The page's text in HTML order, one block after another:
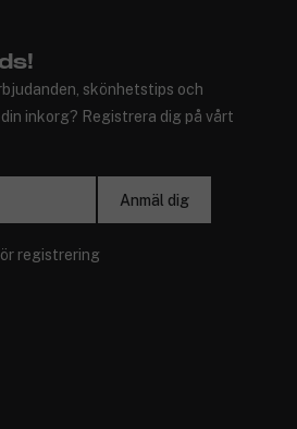
skönhetstips och
inkorg? Registrera dig på vårt
Anmäl dig
registrering